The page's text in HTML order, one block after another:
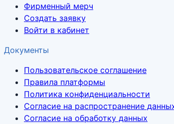
Фирменный мерч
Создать заявку
Войти в кабинет
Документы
Пользовательское соглашение
Правила платформы
Политика конфиденциальности
Согласие на распространение
Согласие на обработку данных